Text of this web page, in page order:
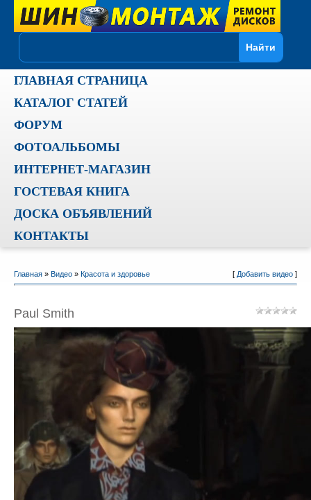
ГЛАВНАЯ СТРАНИЦА
КАТАЛОГ СТАТЕЙ
ФОРУМ
ФОТОАЛЬБОМЫ
ИНТЕРНЕТ-МАГАЗИН
ГОСТЕВАЯ КНИГА
ДОСКА ОБЪЯВЛЕНИЙ
КОНТАКТЫ
Главная» Видео» Красота и здоровье [ Добавить видео]
Paul Smith